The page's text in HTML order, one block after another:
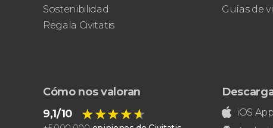
Sostenibilidad
Regala Civitatis
Guías de
Cómo nos valoran
9,1/10
★★★★★
★★★★★
iOS App